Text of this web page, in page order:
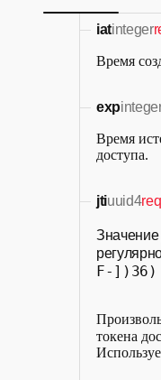
iatinteger
Время
exp
Время
доступа.
jtiuuid4
Значение
F-])36)
токена